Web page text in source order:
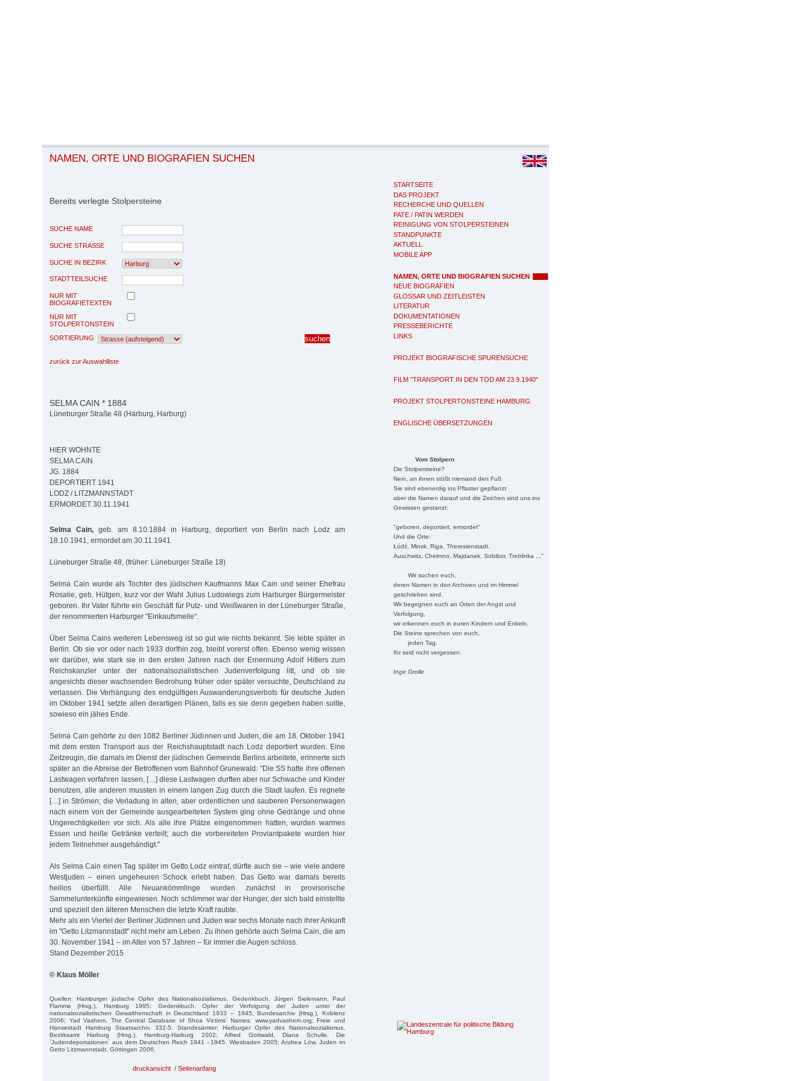
STARTSEITE
DAS PROJEKT
RECHERCHE UND QUELLEN
PATE / PATIN WERDEN
REINIGUNG VON STOLPERSTEINEN
STANDPUNKTE
AKTUELL
MOBILE APP
NAMEN, ORTE UND BIOGRAFIEN SUCHEN
NEUE BIOGRAFIEN
GLOSSAR UND ZEITLEISTEN
LITERATUR
DOKUMENTATIONEN
PRESSEBERICHTE
LINKS
PROJEKT BIOGRAFISCHE SPURENSUCHE
FILM "TRANSPORT IN DEN TOD AM 23.9.1940"
PROJEKT STOLPERTONSTEINE HAMBURG
ENGLISCHE ÜBERSETZUNGEN
Vom Stolpern
Die Stolpersteine?
Nein, an ihnen stößt niemand den Fuß
Sie sind ebenerdig ins Pflaster gepflanzt
aber die Namen darauf und die Zeichen sind uns ins
Gewissen gestanzt:
"geboren, deportiert, ermordet"
Und die Orte:
Łódź, Minsk, Riga, Theresienstadt,
Auschwitz, Chelmno, Majdanek, Sobibor, Treblinka ..."
Wir suchen euch,
deren Namen in den Archiven und im Himmel
geschrieben sind.
Wir begegnen euch an Orten der Angst und
Verfolgung,
wir erkennen euch in euren Kindern und Enkeln.
Die Steine sprechen von euch,
jeden Tag.
Ihr seid nicht vergessen.
Inge Grolle
NAMEN, ORTE UND BIOGRAFIEN SUCHEN
Bereits verlegte Stolpersteine
SUCHE NAME
SUCHE STRASSE
SUCHE IN BEZIRK
STADTTEILSUCHE
NUR MIT
BIOGRAFIETEXTEN
NUR MIT
STOLPERTONSTEIN
SORTIERUNG
zurück zur Auswahlliste
SELMA CAIN * 1884
Lüneburger Straße 48 (Harburg, Harburg)
HIER WOHNTE
SELMA CAIN
JG. 1884
DEPORTIERT 1941
LODZ / LITZMANNSTADT
ERMORDET 30.11.1941
Selma Cain, geb. am 8.10.1884 in Harburg, deportiert von Berlin nach Lodz am
18.10.1941, ermordet am 30.11.1941
Lüneburger Straße 48, (früher: Lüneburger Straße 18)
Selma Cain wurde als Tochter des jüdischen Kaufmanns Max Cain und seiner Ehefrau
Rosalie, geb. Hütgen, kurz vor der Wahl Julius Ludowiegs zum Harburger Bürgermeister
geboren. Ihr Vater führte ein Geschäft für Putz- und Weißwaren in der Lüneburger Straße,
der renommierten Harburger "Einkaufsmeile".
Über Selma Cains weiteren Lebensweg ist so gut wie nichts bekannt. Sie lebte später in
Berlin. Ob sie vor oder nach 1933 dorthin zog, bleibt vorerst offen. Ebenso wenig wissen
wir darüber, wie stark sie in den ersten Jahren nach der Ernennung Adolf Hitlers zum
Reichskanzler unter der nationalsozialistischen Judenverfolgung litt, und ob sie
angesichts dieser wachsenden Bedrohung früher oder später versuchte, Deutschland zu
verlassen. Die Verhängung des endgültigen Auswanderungsverbots für deutsche Juden
im Oktober 1941 setzte allen derartigen Plänen, falls es sie denn gegeben haben sollte,
sowieso ein jähes Ende.
Selma Cain gehörte zu den 1082 Berliner Jüdinnen und Juden, die am 18. Oktober 1941
mit dem ersten Transport aus der Reichshauptstadt nach Lodz deportiert wurden. Eine
Zeitzeugin, die damals im Dienst der jüdischen Gemeinde Berlins arbeitete, erinnerte sich
später an die Abreise der Betroffenen vom Bahnhof Grunewald: "Die SS hatte ihre offenen
Lastwagen vorfahren lassen, […] diese Lastwagen durften aber nur Schwache und Kinder
benutzen, alle anderen mussten in einem langen Zug durch die Stadt laufen. Es regnete
[…] in Strömen; die Verladung in alten, aber ordentlichen und sauberen Personenwagen
nach einem von der Gemeinde ausgearbeiteten System ging ohne Gedränge und ohne
Ungerechtigkeiten vor sich. Als alle ihre Plätze eingenommen hatten, wurden warmes
Essen und heiße Getränke verteilt; auch die vorbereiteten Proviantpakete wurden hier
jedem Teilnehmer ausgehändigt."
Als Selma Cain einen Tag später im Getto Lodz eintraf, dürfte auch sie – wie viele andere
Westjuden – einen ungeheuren Schock erlebt haben. Das Getto war damals bereits
heillos überfüllt. Alle Neuankömmlinge wurden zunächst in provisorische
Sammelunterkünfte eingewiesen. Noch schlimmer war der Hunger, der sich bald einstellte
und speziell den älteren Menschen die letzte Kraft raubte.
Mehr als ein Viertel der Berliner Jüdinnen und Juden war sechs Monate nach ihrer Ankunft
im "Getto Litzmannstadt" nicht mehr am Leben. Zu ihnen gehörte auch Selma Cain, die am
30. November 1941 – im Alter von 57 Jahren – für immer die Augen schloss.
Stand Dezember 2015
© Klaus Möller
Quellen: Hamburger jüdische Opfer des Nationalsozialismus. Gedenkbuch, Jürgen Sielemann, Paul
Flamme (Hrsg.), Hamburg 1995; Gedenkbuch. Opfer der Verfolgung der Juden unter der
nationalsozialistischen Gewaltherrschaft in Deutschland 1933 – 1945, Bundesarchiv (Hrsg.), Koblenz
2006; Yad Vashem. The Central Database of Shoa Victims´ Names: www.yadvashem.org; Freie und
Hansestadt Hamburg Staatsarchiv, 332-5. Standesämter; Harburger Opfer des Nationalsozialismus,
Bezirksamt Harburg (Hrsg.), Hamburg-Harburg 2002; Alfred Gottwald, Diana Schulle, Die
`Judendeportationen´ aus dem Deutschen Reich 1941 - 1945, Wiesbaden 2005; Andrea Löw, Juden im
Getto Litzmannstadt, Göttingen 2006.
druckansicht / Seitenanfang